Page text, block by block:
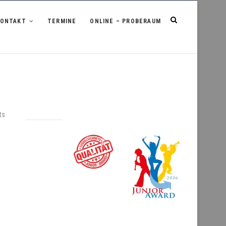
TERMINE ONLINE – PROBERAUM